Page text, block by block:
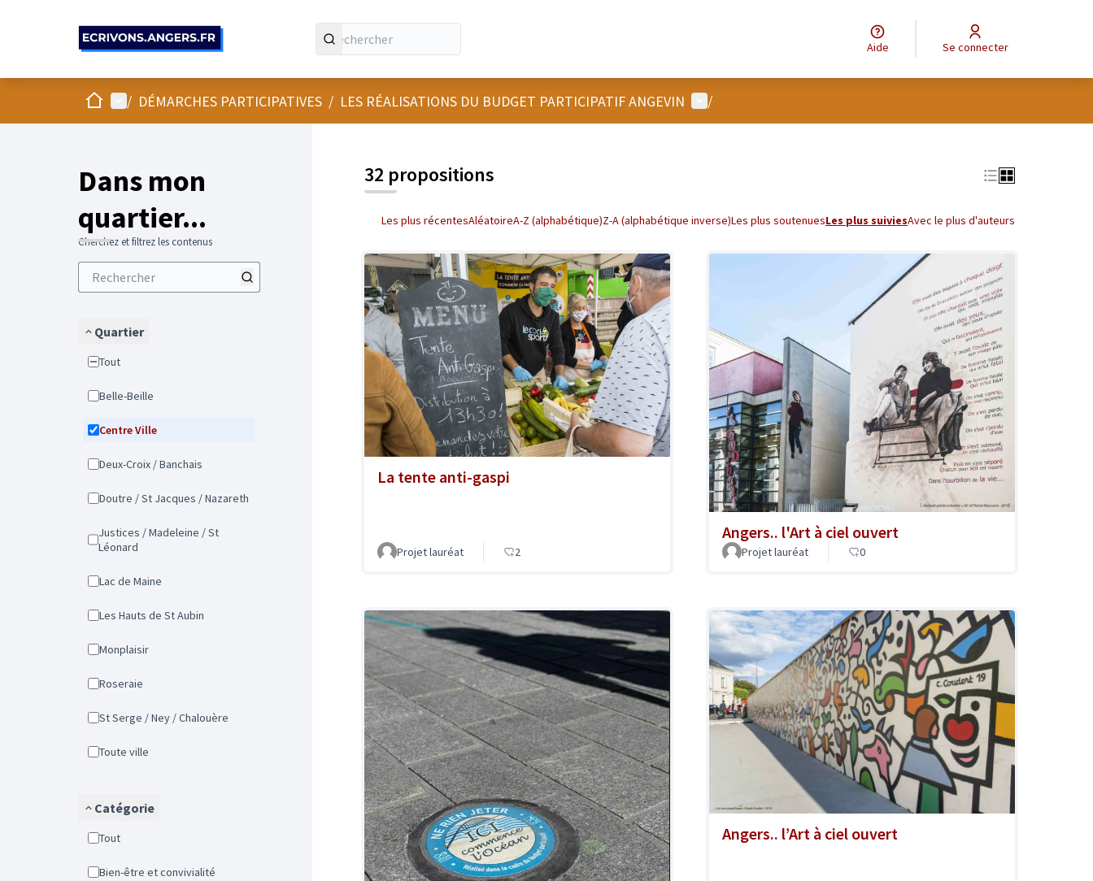
Aide Se connecter
AccueilMenu principal
/ DÉMARCHES PARTICIPATIVES / LES RÉALISATIONS DU BUDGET PARTICIPATIF ANGEVIN Menu utilisateur
/
Dans mon
quartier...
Cherchez et filtrez les contenus
Quartier
Tout
Belle-Beille
Centre Ville
Deux-Croix / Banchais
Doutre / St Jacques / Nazareth
Justices / Madeleine / St
Léonard
Lac de Maine
Les Hauts de St Aubin
Monplaisir
Roseraie
St Serge / Ney / Chalouère
Toute ville
Catégorie
Tout
Bien-être et convivialité
32 propositions
Les plus récentesAléatoireA-Z (alphabétique)Z-A (alphabétique inverse)Les plus soutenuesLes plus suiviesAvec le plus d'auteurs
La tente anti-gaspi
Projet lauréat 2
Angers.. l'Art à ciel ouvert
Projet lauréat 0
Angers.. l’Art à ciel ouvert